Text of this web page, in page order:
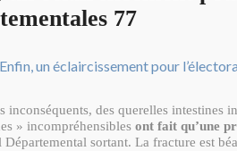
77
inconséquents, des querelles intestines
» incompréhensibles ont fait qu’une
Départemental sortant. La fracture est